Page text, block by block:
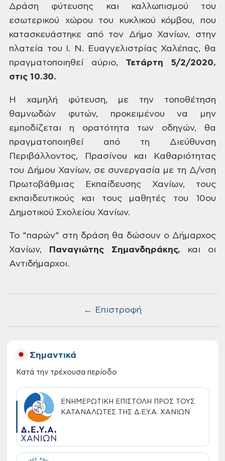
← Επιστροφή
Δράση φύτευσης και καλλωπισμού του
εσωτερικού χώρου του κυκλικού κόμβου, που
κατασκευάστηκε από τον Δήμο Χανίων, στην
πλατεία του Ι. Ν. ΕυαγγελιστρίαςΧαλέπας, θα
πραγματοποιηθεί αύριο,
Τετάρτη 5/2/2020,
στις 10.30.
Η
χαμηλή φύτευση, με την τοποθέτηση
θαμνωδών φυτών, προκειμένου να μην
εμποδίζεται η ορατότητα των οδηγών, θα
πραγματοποιηθεί από τη Διεύθυνση
Περιβάλλοντος, Πρασίνου και Καθαριότητας
του Δήμου Χανίων, σε συνεργασία με τη Δ/νση
Πρωτοβάθμιας Εκπαίδευσης Χανίων, τους
εκπαιδευτικούς και τους μαθητές του 10ου
Δημοτικού Σχολείου Χανίων.
Το “παρών” στη δράση θα δώσουν ο Δήμαρχος
Χανίων,
Παναγιώτης Σημανδηράκης, και οι
Αντιδήμαρχοι.
Σημαντικά
Κατά την τρέχουσα περίοδο
ΕΝΗΜΕΡΩΤΙΚΗ ΕΠΙΣΤΟΛΗ ΠΡΟΣ ΤΟΥΣ
ΚΑΤΑΝΑΛΩΤΕΣ ΤΗΣ Δ.Ε.Υ.Α. ΧΑΝΙΩΝ